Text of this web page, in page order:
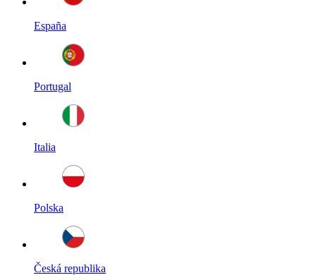
España
Portugal
Italia
Polska
Česká republika